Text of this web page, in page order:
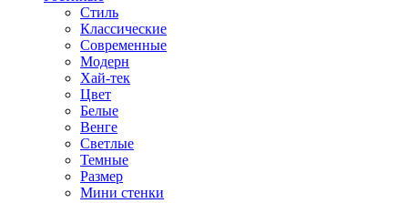
Стиль
Классические
Современные
Модерн
Хай-тек
Цвет
Белые
Венге
Светлые
Темные
Размер
Мини стенки